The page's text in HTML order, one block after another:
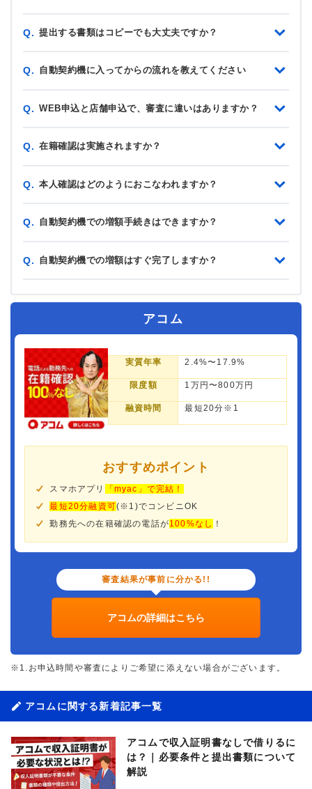
Q. 提出する書類はコピーでも大丈夫ですか？
Q. 自動契約機に入ってからの流れを教えてください
Q. WEB申込と店舗申込で、審査に違いはありますか？
Q. 在籍確認は実施されますか？
Q. 本人確認はどのようにおこなわれますか？
Q. 自動契約機での増額手続きはできますか？
Q. 自動契約機での増額はすぐ完了しますか？
アコム
実質年率 2.4%〜17.9%
限度額 1万円〜800万円
融資時間 最短20分※1
おすすめポイント
スマホアプリ
「myac」で完結！
最短20分融資可(※1)でコンビニOK
勤務先への在籍確認の電話が100%なし ！
審査結果が事前に分かる!!
アコムの詳細はこちら
※1.お申込時間や審査によりご希望に添えない場合がございます。
アコムに関する新着記事一覧
アコムで収入証明書なしで借りるに
は？｜必要条件と提出書類について
解説